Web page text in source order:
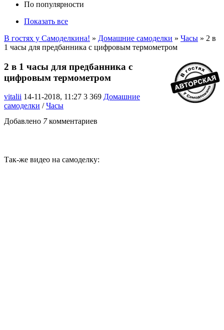
По популярности
Показать все
В гостях у Самоделкина! » Домашние самоделки » Часы » 2 в
1 часы для предбанника с цифровым термометром
2 в 1 часы для предбанника с
цифровым термометром
vitalii 14-11-2018, 11:27 3 369 Домашние
самоделки /Часы
Добавлено 7комментариев
Так-же видео на самоделку: